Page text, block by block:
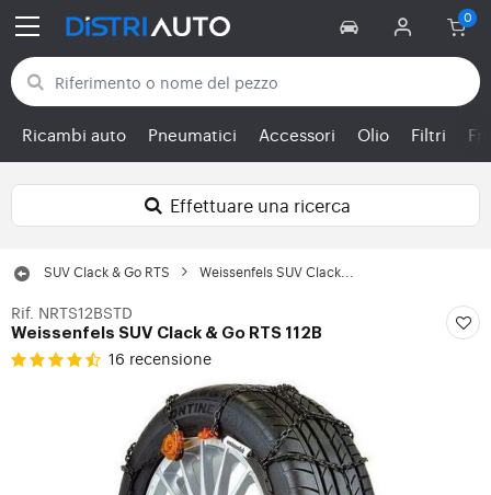
Torna alle categorie
Ricambi auto Pneumatici Accessori Olio Filtri
Effettuare una ricerca
SUV Clack & Go RTS Weissenfels SUV Clack...
Rif. NRTS12BSTD
Weissenfels SUV Clack & Go RTS 112B
16 recensione